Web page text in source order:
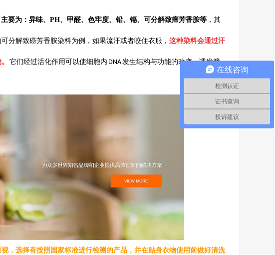
要为： 异味、PH、甲醛、色牢度、铅、镉、可分解致癌芳香胺等 ，其
分解致癌芳香胺染料为例，如果流汗或者咬住衣服， 这种染料会通过汗
它们经过活化作用可以使细胞内 DNA发生结构与功能的改变，诱发膀
，选择有按照国家标准进行检测的产品，并在贴身衣物使用前做好清洗
在线咨询
检测认证
证书查询
投诉建议